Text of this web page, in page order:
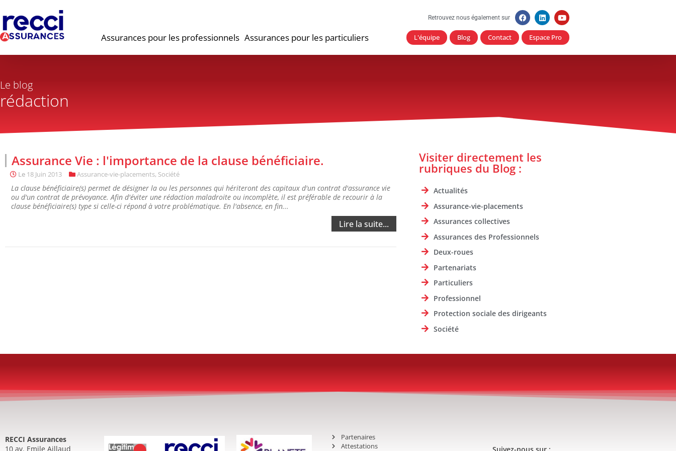
Assurances pour les professionnels Assurances pour les particuliers
Retrouvez nous également sur
L'équipe Blog Contact Espace Pro
Le blog
rédaction
Assurance Vie : l'importance de la clause bénéficiaire.
Le 18 Juin 2013 Assurance-vie-placements, Société
La clause bénéficiaire(s) permet de désigner la ou les personnes qui hériteront des capitaux d'un contrat d'assurance vie
ou d'un contrat de prévoyance. Afin d'éviter une rédaction maladroite ou incomplète, il est préférable de recourir à la
clause bénéficiaire(s) type si celle-ci répond à votre problématique. En l'absence, en fin...
Lire la suite...
Visiter directement les
rubriques du Blog :
Actualités
Assurance-vie-placements
Assurances collectives
Assurances des Professionnels
Deux-roues
Partenariats
Particuliers
Professionnel
Protection sociale des dirigeants
Société
RECCI Assurances
10 av. Emile Aillaud
Partenaires
Attestations
Suivez-nous sur :